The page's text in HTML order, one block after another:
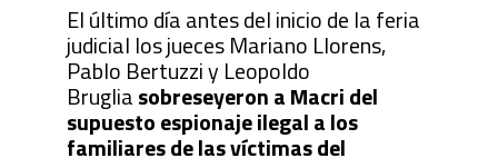
El último día antes del inicio de la feria
judicial los jueces Mariano Llorens,
Pablo Bertuzzi y Leopoldo
Brugliasobreseyeron a Macri del
supuesto espionaje ilegal a los
familiares de las víctimas del